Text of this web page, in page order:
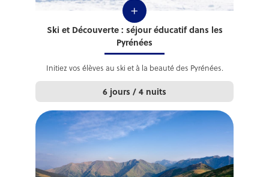
+
Ski et Découverte : séjour éducatif dans les
Pyrénées
Initiez vos élèves au ski et à la beauté des Pyrénées.
6 jours / 4 nuits